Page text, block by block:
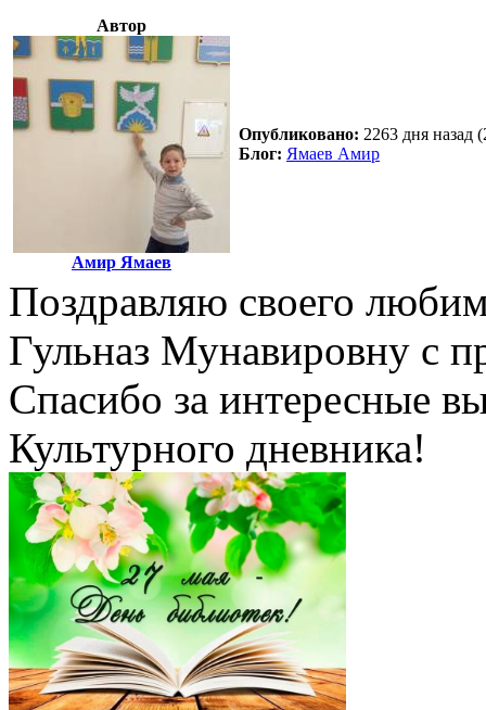
Автор
Амир Ямаев
Опубликовано: 2263 дня назад
Блог: Ямаев Амир
Поздравляю своего
Гульназ Мунавировну с
Спасибо за интересные
Культурного дневника!